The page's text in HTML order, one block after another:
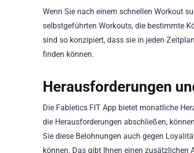
Wenn Sie nach einem schnellen Workout
selbstgeführten Workouts, die bestimmte
sind so konzipiert, dass sie in jeden
finden können.
Herausforderungen
Die Fabletics FIT App bietet monatliche
die Herausforderungen abschließen,
Sie diese Belohnungen auch gegen
können. Das gibt Ihnen einen zusätzlichen